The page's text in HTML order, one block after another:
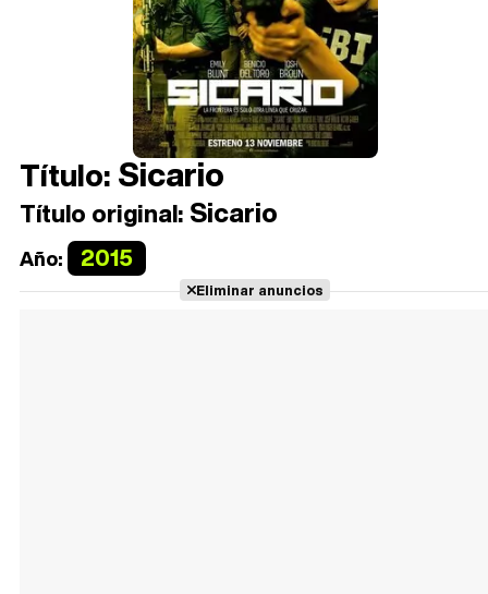
Título:Sicario
Título original: Sicario
Año: 2015
Eliminar anuncios